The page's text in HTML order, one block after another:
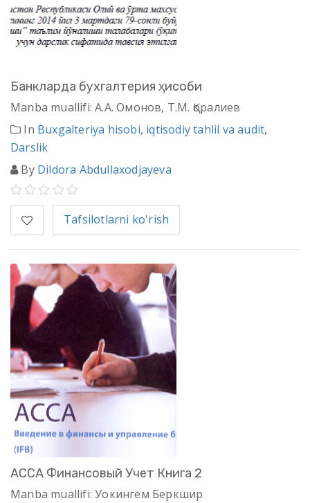
Банкларда бухгалтерия ҳисоби
Manba muallifi: А.А. Омонов, Т.М. Қоралиев
In Buxgalteriya hisobi, iqtisodiy tahlil va audit,
Darslik
By Dildora Abdullaxodjayeva
Tafsilotlarni ko'rish
АССА Финансовый Учет Книга 2
Manba muallifi: Уокингем Беркшир